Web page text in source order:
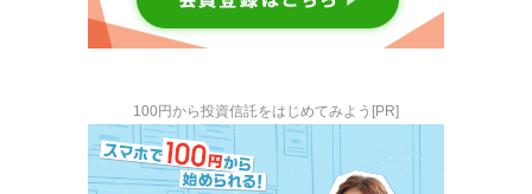
100円から投資信託をはじめてみよう[PR]